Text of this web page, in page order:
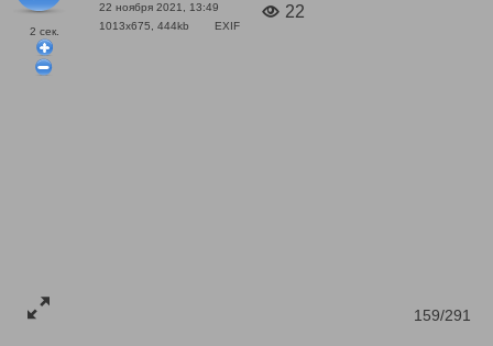
2 сек.
22 ноября 2021, 13:49
1013x675, 444kb
EXIF
22
159/291